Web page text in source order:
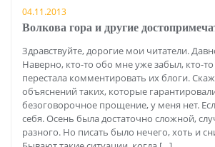
04.11.2013
Волкова гора и другие
Здравствуйте, дорогие мои читатели.
Наверно, кто-то обо мне уже забыл, кто-то
перестала комментировать их блоги.
объяснений таких, которые
безоговорочное прощение, у меня нет.
себя. Осень была достаточно сложной,
разного. Но писать было нечего, хоть и